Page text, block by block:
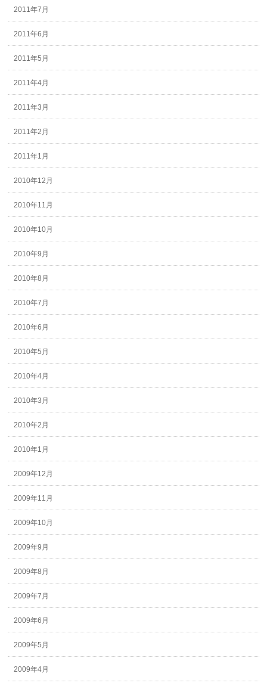
2011年7月
2011年6月
2011年5月
2011年4月
2011年3月
2011年2月
2011年1月
2010年12月
2010年11月
2010年10月
2010年9月
2010年8月
2010年7月
2010年6月
2010年5月
2010年4月
2010年3月
2010年2月
2010年1月
2009年12月
2009年11月
2009年10月
2009年9月
2009年8月
2009年7月
2009年6月
2009年5月
2009年4月